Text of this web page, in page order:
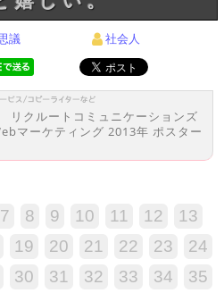
議 社会人
リクルートコミュニケーションズ
マーケティング 2013年 ポスター
7 8 9 10 11 12
13
19 20 21 22 23
24
30 31 32 33 34 35